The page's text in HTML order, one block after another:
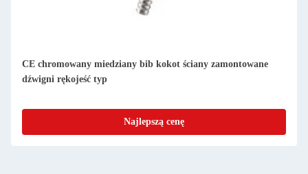
CE chromowany miedziany bib kokot ściany zamontowane
dźwigni rękojeść typ
Najlepszą cenę